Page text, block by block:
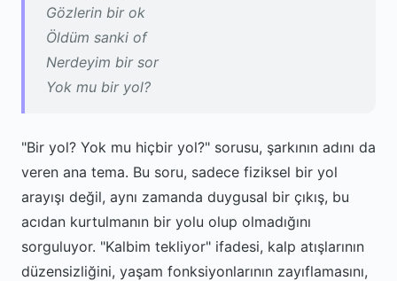
Gözlerin bir ok
Öldüm sanki of
Nerdeyim bir sor
Yok mu bir yol?
"Bir yol? Yok mu hiçbir yol?" sorusu, şarkının adını da
veren ana tema. Bu soru, sadece fiziksel bir yol
arayışı değil, aynı zamanda duygusal bir çıkış, bu
acıdan kurtulmanın bir yolu olup olmadığını
sorguluyor. "Kalbim tekliyor" ifadesi, kalp atışlarının
düzensizliğini, yaşam fonksiyonlarının zayıflamasını,